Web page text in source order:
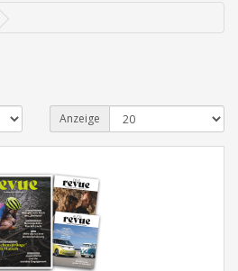
Anzeige